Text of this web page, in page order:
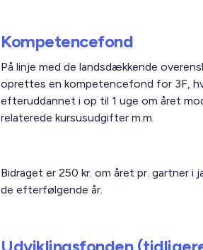
Kompetencefond
På linje med de landsdækkende
oprettes en kompetencefond for 3F,
efteruddannet i op til 1 uge om året
relaterede kursusudgifter m.m.
Bidraget er 250 kr. om året pr. gartner i
de efterfølgende år.